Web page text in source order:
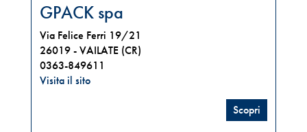
GPACK spa
Via Felice Ferri 19/21
26019 -VAILATE (CR)
0363-849611
Visita il sito
Scopri